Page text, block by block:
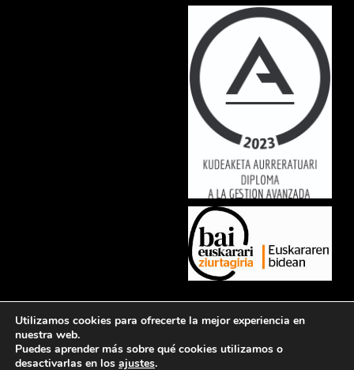
luctus nec ullamcorper mattis, pulvinar dapibus leo.
Utilizamos cookies para ofrecerte la mejor experiencia en
nuestra web.
Puedes aprender más sobre qué cookies utilizamos o
desactivarlas en los ajustes.